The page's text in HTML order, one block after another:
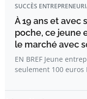
SUCCÈS
À 19 ans et avec
poche, ce jeune
le marché avec
EN BREF Jeune
seulement 100 euros